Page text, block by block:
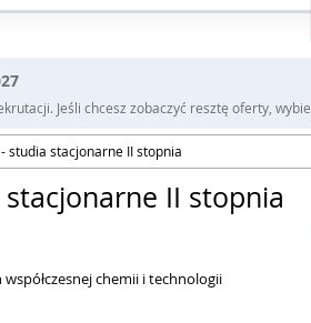
Jeśli chcesz zobaczyć resztę oferty,
studia stacjonarne II stopnia
II stopnia
chemii i technologii